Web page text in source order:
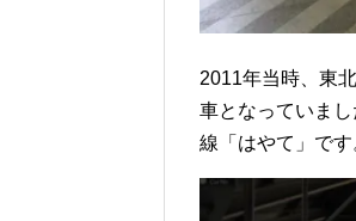
2011年当時、東
車となっていま
線「はやて」です